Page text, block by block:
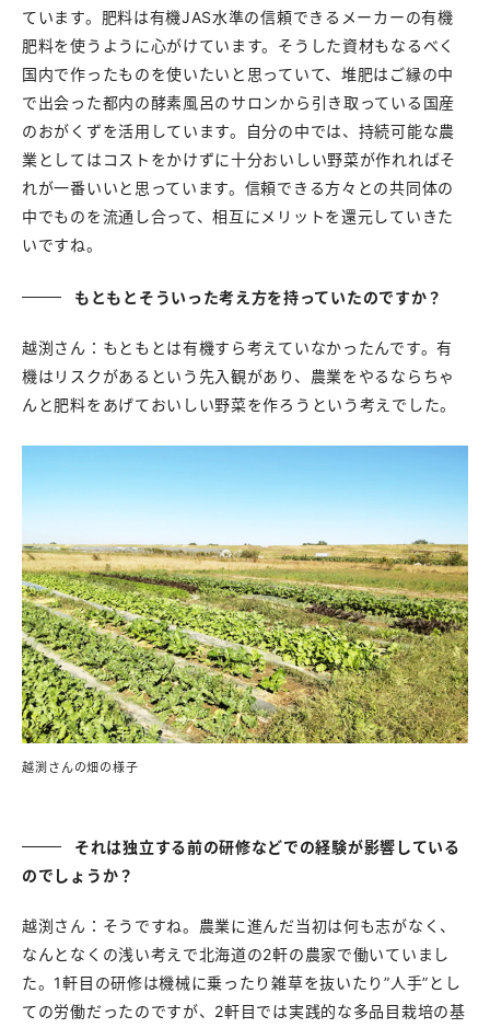
ています。肥料は有機JAS水準の信頼できるメーカーの有機
肥料を使うように心がけています。そうした資材もなるべく
国内で作ったものを使いたいと思っていて、堆肥はご縁の中
で出会った都内の酵素風呂のサロンから引き取っている国産
のおがくずを活用しています。自分の中では、持続可能な農
業としてはコストをかけずに十分おいしい野菜が作れればそ
れが一番いいと思っています。信頼できる方々との共同体の
中でものを流通し合って、相互にメリットを還元していきた
いですね。
もともとそういった考え方を持っていたのですか？
越渕さん：もともとは有機すら考えていなかったんです。有
機はリスクがあるという先入観があり、農業をやるならちゃ
んと肥料をあげておいしい野菜を作ろうという考えでした。
越渕さんの畑の様子
それは独立する前の研修などでの経験が影響している
のでしょうか？
越渕さん：そうですね。農業に進んだ当初は何も志がなく、
なんとなくの浅い考えで北海道の2軒の農家で働いていまし
た。1軒目の研修は機械に乗ったり雑草を抜いたり”人手”とし
ての労働だったのですが、2軒目では実践的な多品目栽培の基